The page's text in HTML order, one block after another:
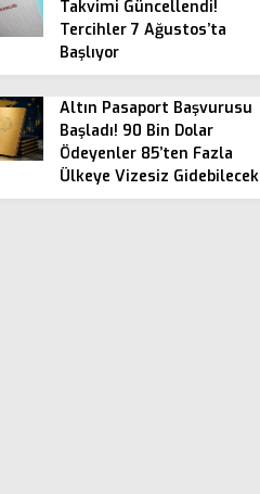
Takvimi Güncellendi!
Tercihler 7 Ağustos’ta
Başlıyor
Altın Pasaport Başvurusu
Başladı! 90 Bin Dolar
Ödeyenler 85’ten Fazla
Ülkeye Vizesiz Gidebilecek